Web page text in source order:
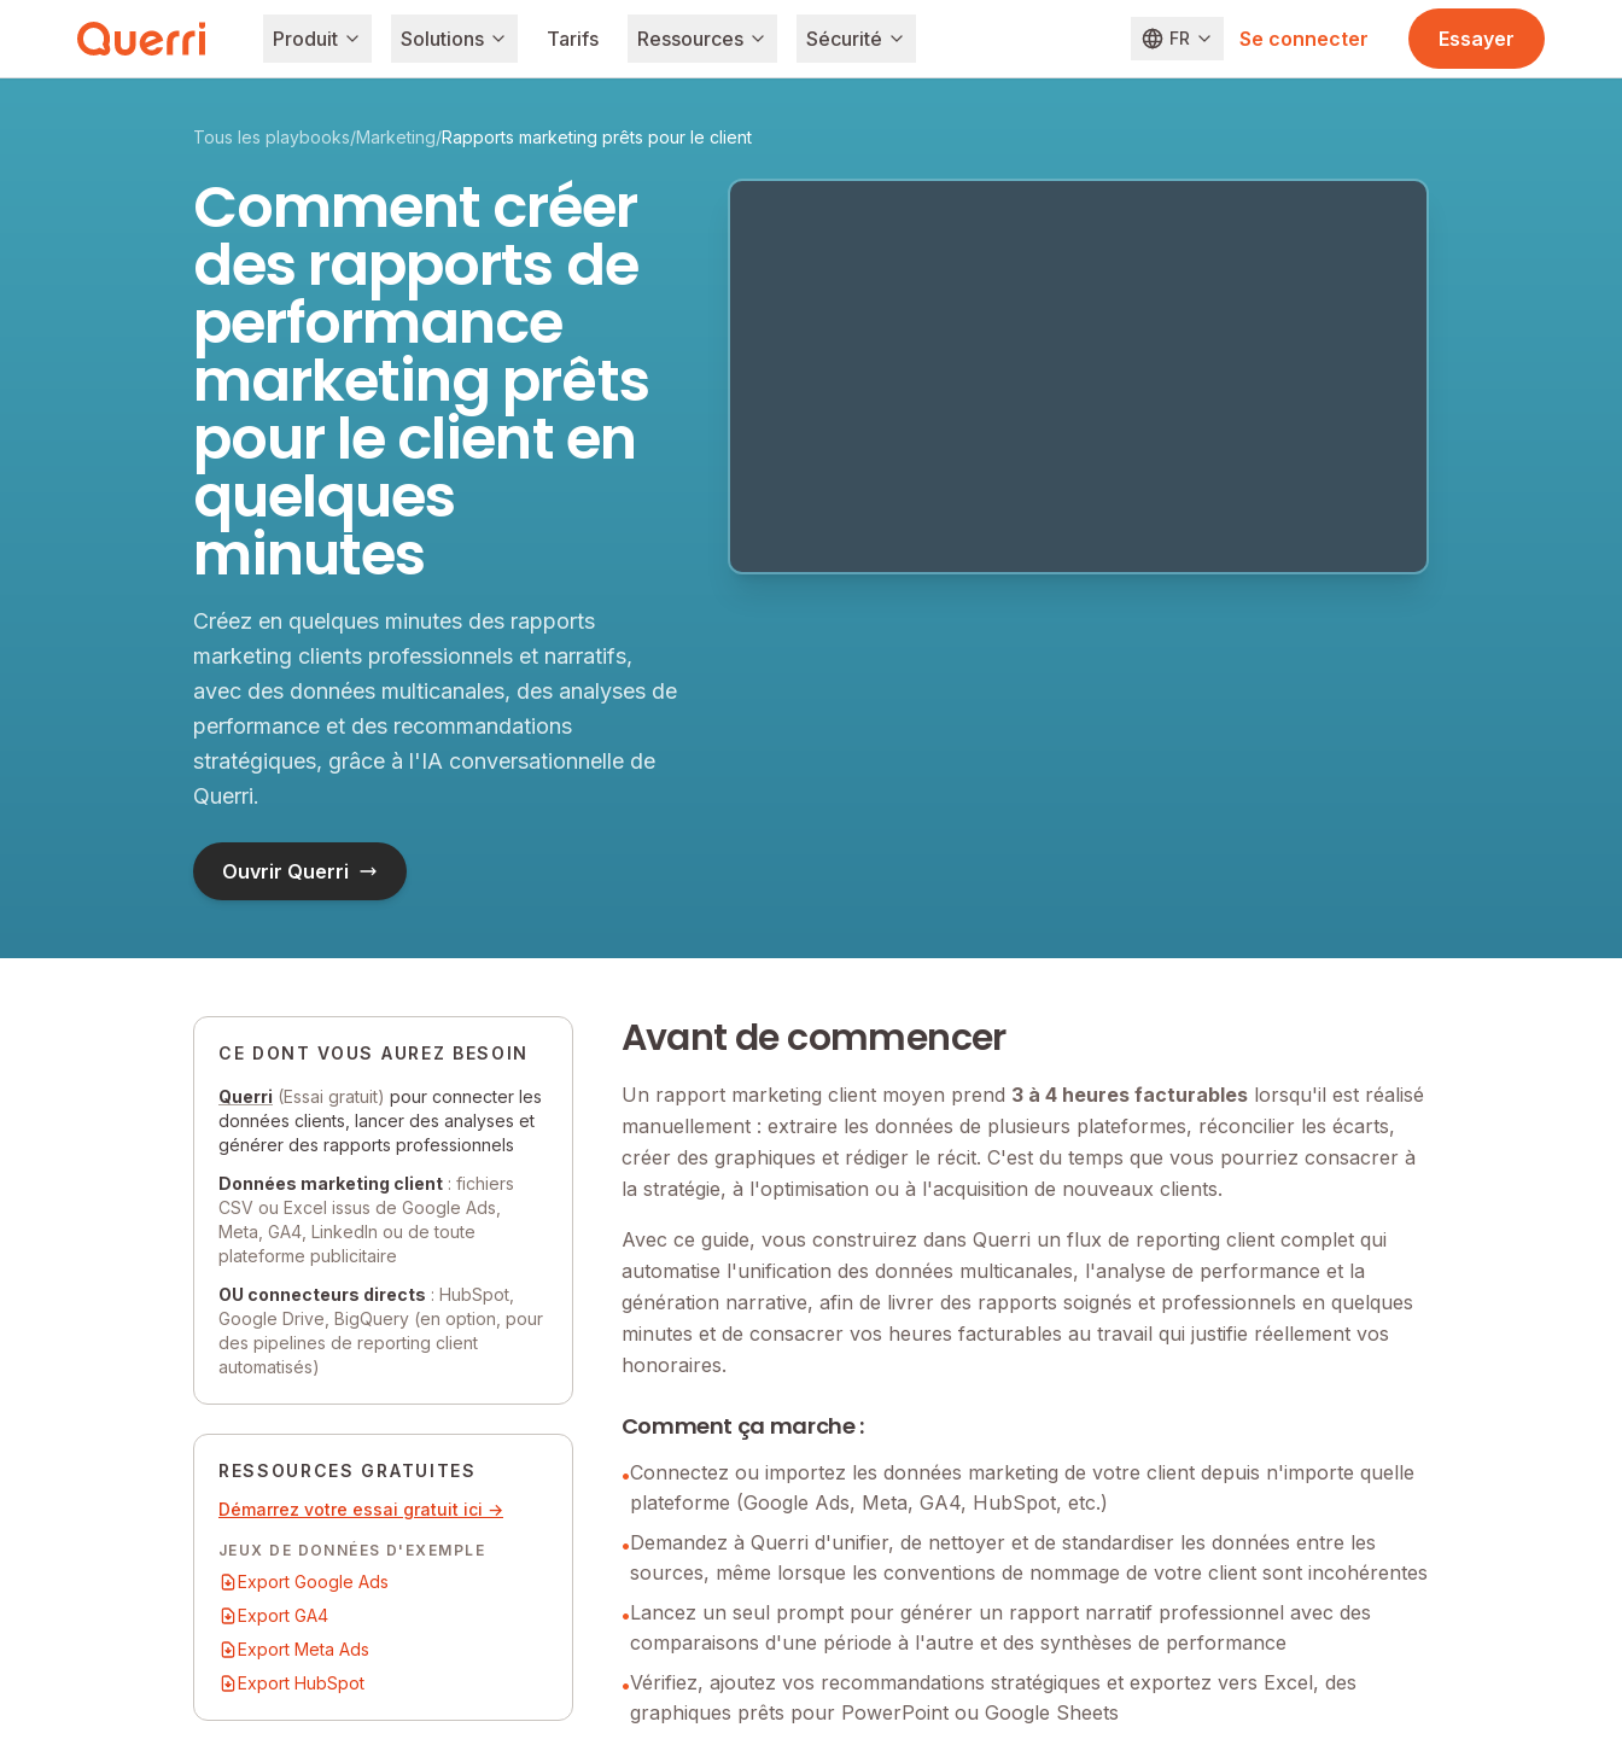
Produit Solutions Tarifs Ressources Sécurité FR Se connecter Essayer
Tous les playbooks/Marketing/Rapports marketing prêts pour le client
Comment créer
des rapports de
performance
marketing prêts
pour le client en
quelques
minutes
Créez en quelques minutes des rapports
marketing clients professionnels et narratifs,
avec des données multicanales, des analyses de
performance et des recommandations
stratégiques, grâce à l'IA conversationnelle de
Querri.
Ouvrir Querri
CE DONT VOUS AUREZ BESOIN
Querri (Essai gratuit) pour connecter les
données clients, lancer des analyses et
générer des rapports professionnels
Données marketing client : fichiers
CSV ou Excel issus de Google Ads,
Meta, GA4, LinkedIn ou de toute
plateforme publicitaire
OU connecteurs directs : HubSpot,
Google Drive, BigQuery (en option, pour
des pipelines de reporting client
automatisés)
RESSOURCES GRATUITES
Démarrez votre essai gratuit ici →
JEUX DE DONNÉES D'EXEMPLE
Export Google Ads
Export GA4
Export Meta Ads
Export HubSpot
Avant de commencer
Un rapport marketing client moyen prend 3 à 4 heures facturableslorsqu'il est réalisé
manuellement : extraire les données de plusieurs plateformes, réconcilier les écarts,
créer des graphiques et rédiger le récit. C'est du temps que vous pourriez consacrer à
la stratégie, à l'optimisation ou à l'acquisition de nouveaux clients.
Avec ce guide, vous construirez dans Querri un flux de reporting client complet qui
automatise l'unification des données multicanales, l'analyse de performance et la
génération narrative, afin de livrer des rapports soignés et professionnels en quelques
minutes et de consacrer vos heures facturables au travail qui justifie réellement vos
honoraires.
Comment ça marche :
•Connectez ou importez les données marketing de votre client depuis n'importe quelle
plateforme (Google Ads, Meta, GA4, HubSpot, etc.)
•Demandez à Querri d'unifier, de nettoyer et de standardiser les données entre les
sources, même lorsque les conventions de nommage de votre client sont incohérentes
•Lancez un seul prompt pour générer un rapport narratif professionnel avec des
comparaisons d'une période à l'autre et des synthèses de performance
•Vérifiez, ajoutez vos recommandations stratégiques et exportez vers Excel, des
graphiques prêts pour PowerPoint ou Google Sheets